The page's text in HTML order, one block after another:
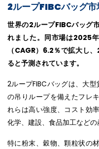
2ループFIBCバッグ市
世界の2ループFIBCバッグ
れました。同市場は2025
（CAGR）6.2％で拡大し
ると予測されています。
2ループFIBCバッグは、大
の吊りループを備えたフレ
れらは高い強度、コスト効
化学、建設、食品加工などの
特に粉末、穀物、顆粒状の